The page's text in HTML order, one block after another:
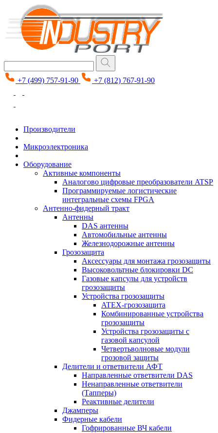
+7 (499) 757-91-90 +7 (812) 767-91-90
Производители
Микроэлектроника
Оборудование
Активные компоненты
Аналогово цифровые преобразователи ATSP
Программируемые логистические
интегральные схемы FPGA
Антенно-фидерный тракт
Антенны
DAS антенны
Автомобильные антенны
Железнодорожные антенны
Грозозащита
Аксессуары для монтажа грозозащиты
Высоковольтные блокировки DC
Газовые капсулы для устройств
грозозащиты
Устройства грозозащиты
ATEX-грозозащита
Комбинированные устройства
грозозащиты
Устройства грозозащиты с
газовой капсулой
Четвертьволновые модули
грозовой защиты
Делители и ответвители АФТ
Направленные ответвители DAS
Ненаправленные ответвители
(Тапперы)
Реактивные делители
Джамперы
Фидерные кабели
Гофрированные ВЧ кабели